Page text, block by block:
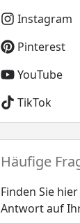
Instagram
Pinterest
YouTube
TikTok
Häufige
Finden Sie
Antwort auf